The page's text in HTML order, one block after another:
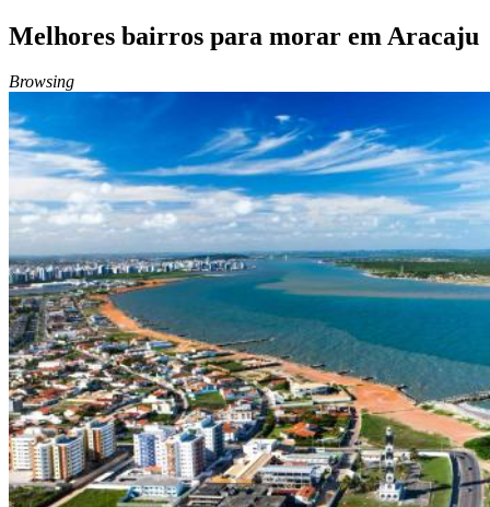
Melhores bairros para morar em Aracaju
Browsing